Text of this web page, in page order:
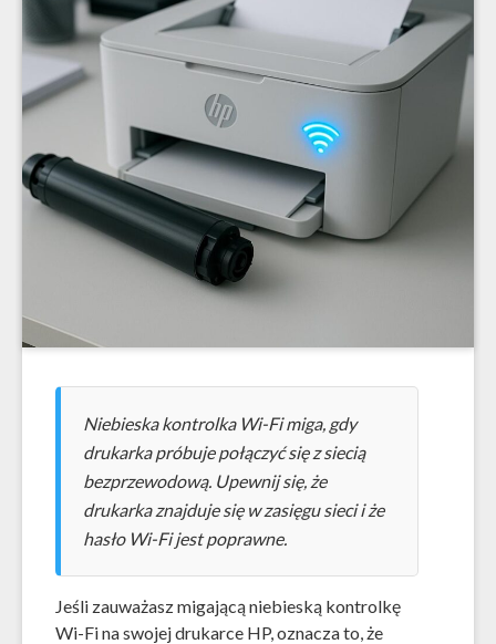
Niebieska kontrolka Wi-Fi miga, gdy
drukarka próbuje połączyć się z siecią
bezprzewodową. Upewnij się, że
drukarka znajduje się w zasięgu sieci i że
hasło Wi-Fi jest poprawne.
Jeśli zauważasz migającą niebieską kontrolkę
Wi-Fi na swojej drukarce HP, oznacza to, że